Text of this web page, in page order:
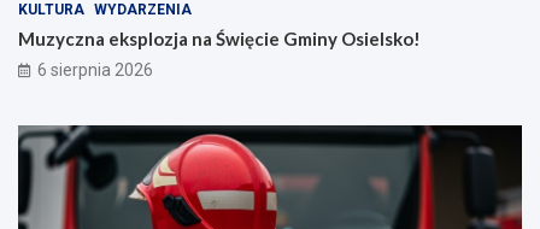
KULTURA WYDARZENIA
Muzyczna eksplozja na Święcie Gminy Osielsko!
6 sierpnia 2026